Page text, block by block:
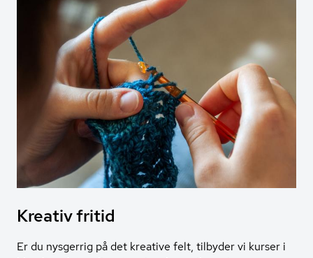
Kreativ fritid
Er du nysgerrig på det kreative felt, tilbyder vi kurser i